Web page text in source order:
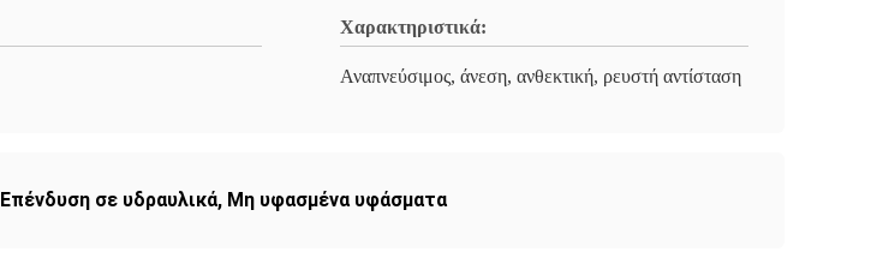
Χαρακτηριστικά:
Αναπνεύσιμος, άνεση, ανθεκτική, ρευστή αντίσταση
Επένδυση σε υδραυλικά, Μη υφασμένα υφάσματα